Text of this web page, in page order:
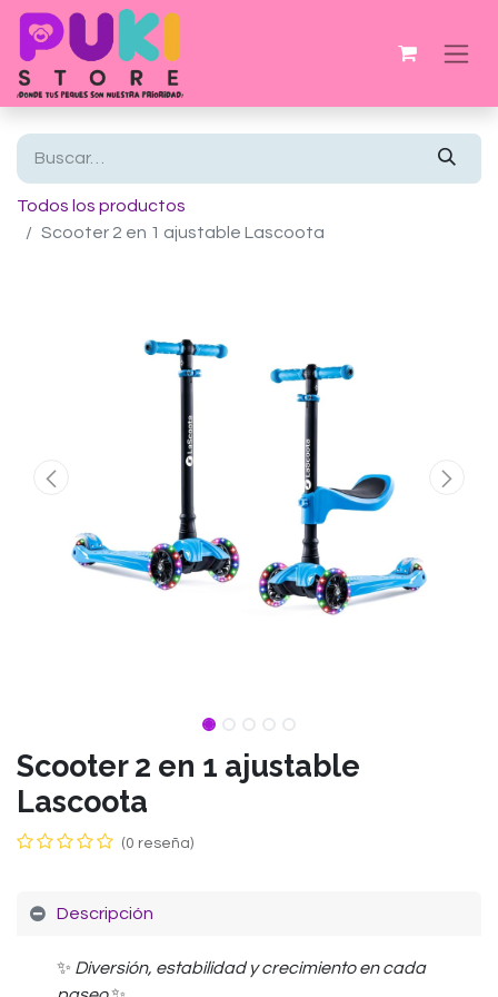
Todos los productos
Scooter 2 en 1 ajustable Lascoota
Scooter 2 en 1 ajustable
Lascoota
(0 reseña)
Descripción
✨ Diversión, estabilidad y crecimiento en cada